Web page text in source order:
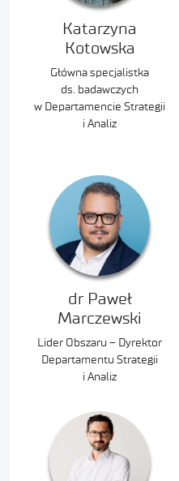
Katarzyna
Kotowska
Główna specjalistka
ds. badawczych
w Departamencie Strategii
i Analiz
dr Paweł
Marczewski
Lider Obszaru – Dyrektor
Departamentu Strategii
i Analiz